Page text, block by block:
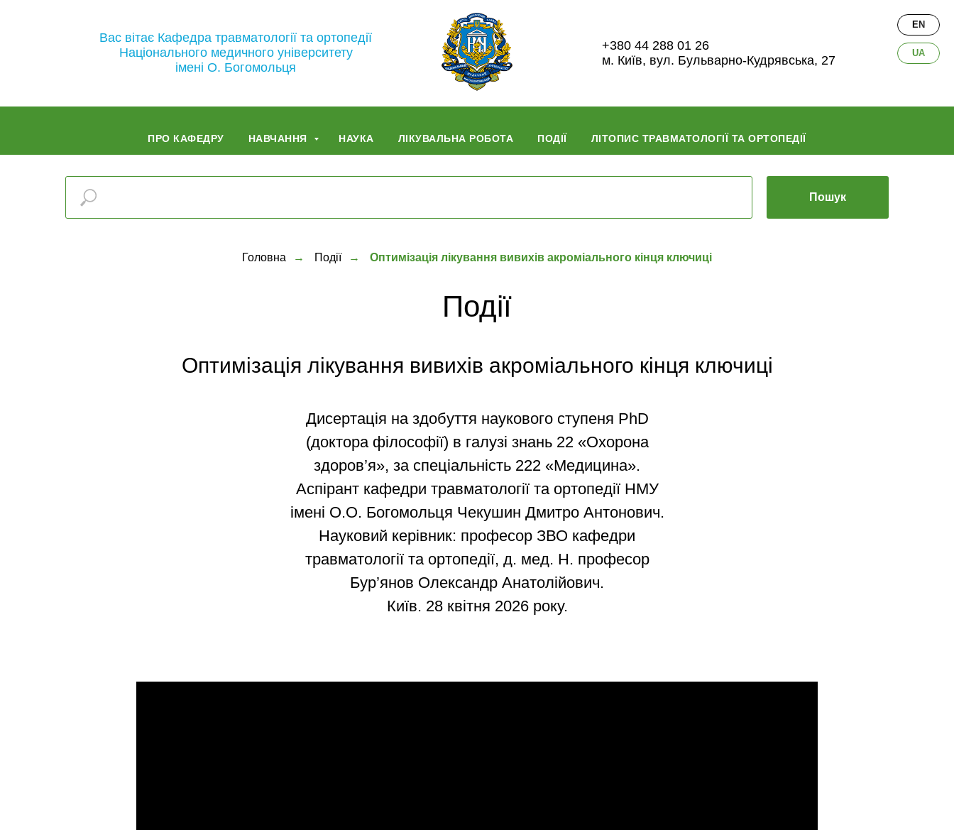
Вас вітає Кафедра травматології та ортопедії
Національного медичного університету
імені О. Богомольця
+380 44 288 01 26
м. Київ, вул. Бульварно-Кудрявська, 27
ПРО КАФЕДРУ НАВЧАННЯ НАУКА ЛІКУВАЛЬНА РОБОТА ПОДІЇ ЛІТОПИС ТРАВМАТОЛОГІЇ ТА ОРТОПЕДІЇ
UA
EN
Пошук
Головна → Події → Оптимізація лікування вивихів акроміального кінця ключиці
Події
Оптимізація лікування вивихів акроміального кінця ключиці
Дисертація на здобуття наукового ступеня PhD
(доктора філософії) в галузі знань 22 «Охорона
здоров’я», за спеціальність 222 «Медицина».
Аспірант кафедри травматології та ортопедії НМУ
імені О.О. Богомольця Чекушин Дмитро Антонович.
Науковий керівник: професор ЗВО кафедри
травматології та ортопедії, д. мед. Н. професор
Бур’янов Олександр Анатолійович.
Київ. 28 квітня 2026 року.